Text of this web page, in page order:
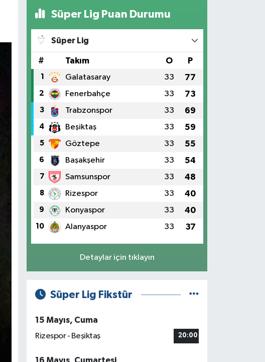
Süper Lig Puan Durumu
Süper Lig
# Takım O P
1 Galatasaray 33 77
2 Fenerbahçe 33 73
3 Trabzonspor 33 69
4 Beşiktaş 33 59
5 Göztepe 33 55
6 Başakşehir 33 54
7 Samsunspor 33 48
8 Rizespor 33 40
9 Konyaspor 33 40
10 Alanyaspor 33 37
Detaylar için tıklayın
Süper Lig Fikstür
15 Mayıs, Cuma
Rizespor - Beşiktaş
20:00
16 Mayıs, Cumartesi